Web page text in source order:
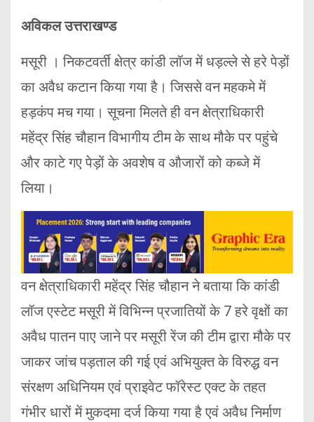
अविकल उत्तराखण्ड
मसूरी । निकटवर्ती क्षेत्र कांडी लॉज में धड़ल्ले से हरे पेड़ों
का अवैध कटान किया गया है। जिससे वन महकमे में
हड़कंप मच गया। सूचना मिलते ही वन क्षेत्राधिकारी
महेंद्र सिंह चौहान विभागीय टीम के साथ मौके पर पहुंचे
और काटे गए पेड़ों के अवशेष व औजारों को कब्जे में
लिया।
वन क्षेत्राधिकारी महेंद्र सिंह चौहान ने बताया कि कांडी
लॉज एस्टेट मसूरी में विभिन्न प्रजातियों के 7 हरे वृक्षों का
अवैध पातन पाए जाने पर मसूरी रेंज की टीम द्वारा मौके पर
जाकर जांच पड़ताल की गई एवं अभियुक्त के विरुद्ध वन
संरक्षण अधिनियम एवं प्राइवेट फॉरेस्ट एक्ट के तहत
गंभीर धारों में मुकदमा दर्ज किया गया है एवं अवैध निर्माण